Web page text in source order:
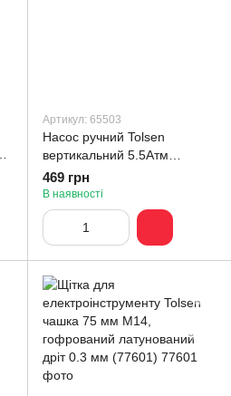
Артикул: 65503
Насос ручний Tolsen
вертикальний 5.5Атм
(65503)
469 грн
В наявності